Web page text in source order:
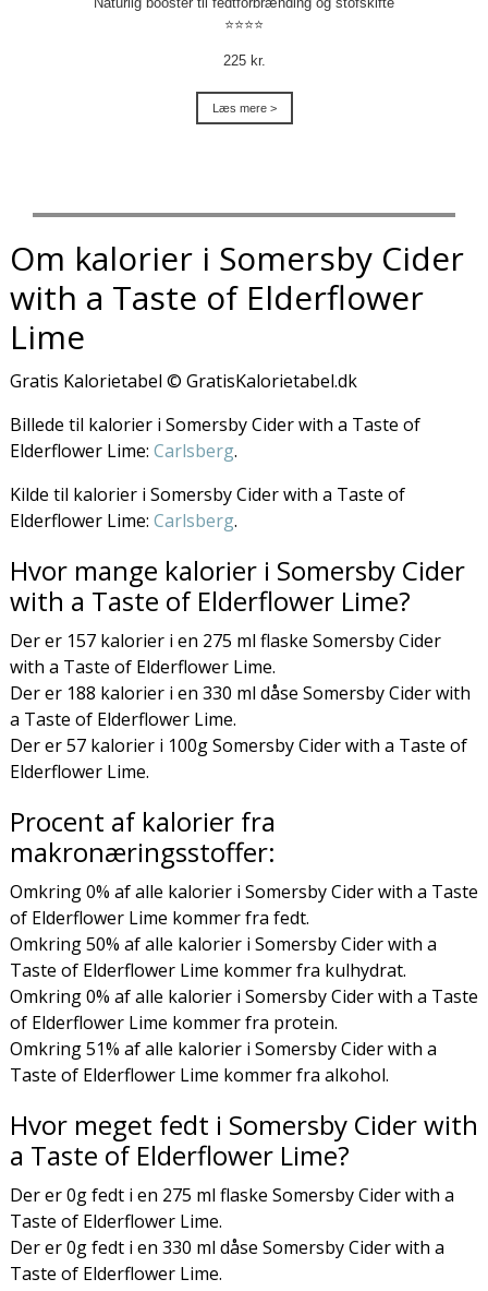
⭐⭐⭐⭐
225 kr.
Læs mere >
Om kalorier i Somersby Cider
with a Taste of Elderflower
Lime
Gratis Kalorietabel © GratisKalorietabel.dk
Billede til kalorier i Somersby Cider with a Taste of
Elderflower Lime: Carlsberg.
Kilde til kalorier i Somersby Cider with a Taste of
Elderflower Lime: Carlsberg.
Hvor mange kalorier i Somersby Cider
with a Taste of Elderflower Lime?
Der er 157 kalorier i en 275 ml flaske Somersby Cider
with a Taste of Elderflower Lime.
Der er 188 kalorier i en 330 ml dåse Somersby Cider with
a Taste of Elderflower Lime.
Der er 57 kalorier i 100g Somersby Cider with a Taste of
Elderflower Lime.
Procent af kalorier fra
makronæringsstoffer:
Omkring 0% af alle kalorier i Somersby Cider with a Taste
of Elderflower Lime kommer fra fedt.
Omkring 50% af alle kalorier i Somersby Cider with a
Taste of Elderflower Lime kommer fra kulhydrat.
Omkring 0% af alle kalorier i Somersby Cider with a Taste
of Elderflower Lime kommer fra protein.
Omkring 51% af alle kalorier i Somersby Cider with a
Taste of Elderflower Lime kommer fra alkohol.
Hvor meget fedt i Somersby Cider with
a Taste of Elderflower Lime?
Der er 0g fedt i en 275 ml flaske Somersby Cider with a
Taste of Elderflower Lime.
Der er 0g fedt i en 330 ml dåse Somersby Cider with a
Taste of Elderflower Lime.